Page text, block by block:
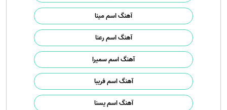
آهنگ اسم مینا
آهنگ اسم رعنا
آهنگ اسم سمیرا
آهنگ اسم فریبا
آهنگ اسم یسنا